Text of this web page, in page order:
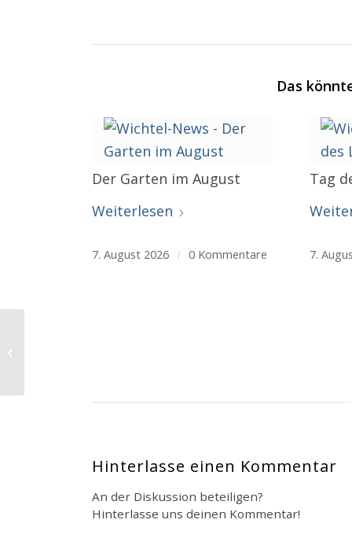
Das
Der Garten im August
Weiterlesen
7. August 2026 / 0 Kommentare
Tag
7.
Hinterlasse einen Kommentar
An der Diskussion beteiligen?
Hinterlasse uns deinen Kommentar!